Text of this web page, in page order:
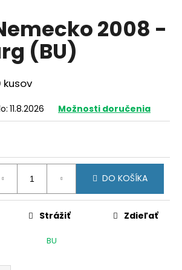
2008 -
(BU)
kusov
11.8.2026 Možnosti doručenia
DO KOŠÍKA
BU
Strážiť Zdieľať